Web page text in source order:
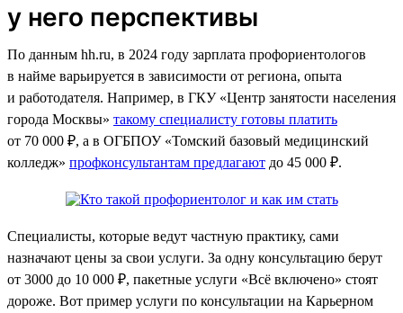
у него перспективы
По данным hh.ru, в 2024 году зарплата профориентологов
в найме варьируется в зависимости от региона, опыта
и работодателя. Например, в ГКУ «Центр занятости населения
города Москвы» такому специалисту готовы платить
от 70 000 ₽, а в ОГБПОУ «Томский базовый медицинский
колледж» профконсультантам предлагают до 45 000 ₽.
Специалисты, которые ведут частную практику, сами
назначают цены за свои услуги. За одну консультацию берут
от 3000 до 10 000 ₽, пакетные услуги «Всё включено» стоят
дороже. Вот пример услуги по консультации на Карьерном